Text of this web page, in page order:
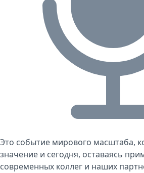
Это событие мирового масштаба,
значение и сегодня, оставаясь
современных коллег и наших